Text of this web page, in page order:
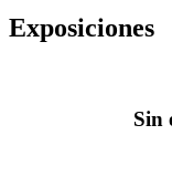
Exposiciones
Sin